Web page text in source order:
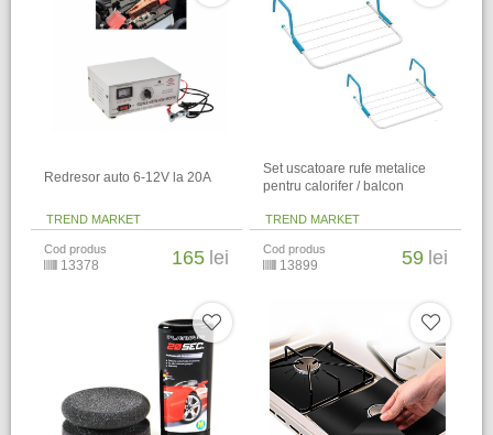
Redresor auto 6-12V la 20A
TREND MARKET
Cod produs
13378 165 lei
Set uscatoare rufe metalice
pentru calorifer / balcon
TREND MARKET
Cod produs
13899 59 lei